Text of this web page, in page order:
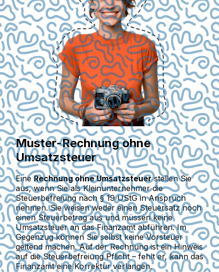
Muster-Rechnung ohne
Umsatzsteuer
Eine Rechnung ohne Umsatzsteuerstellen Sie
aus, wenn Sie als Kleinunternehmer die
Steuerbefreiung nach § 19 UStG in Anspruch
nehmen. Sie weisen weder einen Steuersatz noch
einen Steuerbetrag aus und müssen keine
Umsatzsteuer an das Finanzamt abführen. Im
Gegenzug können Sie selbst keine Vorsteuer
geltend machen. Auf der Rechnung ist ein Hinweis
auf die Steuerbefreiung Pflicht – fehlt er, kann das
Finanzamt eine Korrektur verlangen.